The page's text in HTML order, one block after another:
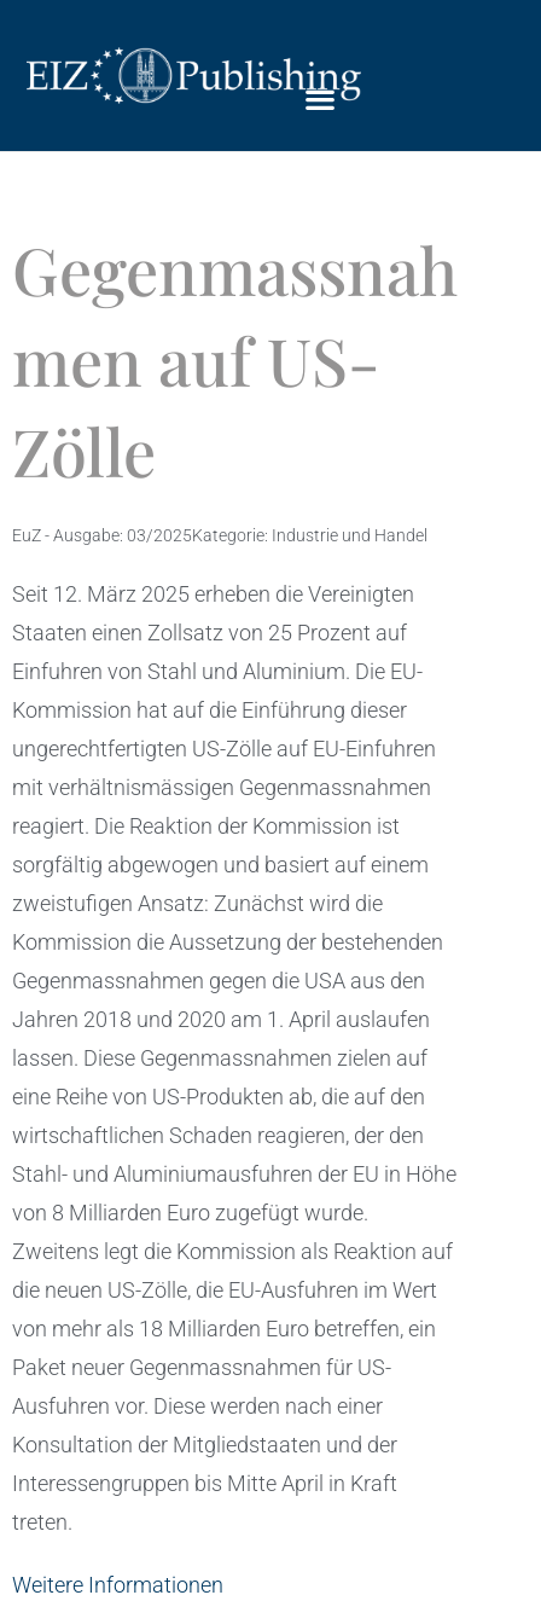
Gegenmassnah
men auf US-
Zölle
EuZ - Ausgabe: 03/2025Kategorie: Industrie und Handel
Seit 12. März 2025 erheben die Vereinigten
Staaten einen Zollsatz von 25 Prozent auf
Einfuhren von Stahl und Aluminium. Die EU-
Kommission hat auf die Einführung dieser
ungerechtfertigten US-Zölle auf EU-Einfuhren
mit verhältnismässigen Gegenmassnahmen
reagiert. Die Reaktion der Kommission ist
sorgfältig abgewogen und basiert auf einem
zweistufigen Ansatz: Zunächst wird die
Kommission die Aussetzung der bestehenden
Gegenmassnahmen gegen die USA aus den
Jahren 2018 und 2020 am 1. April auslaufen
lassen. Diese Gegenmassnahmen zielen auf
eine Reihe von US-Produkten ab, die auf den
wirtschaftlichen Schaden reagieren, der den
Stahl- und Aluminiumausfuhren der EU in Höhe
von 8 Milliarden Euro zugefügt wurde.
Zweitens legt die Kommission als Reaktion auf
die neuen US-Zölle, die EU-Ausfuhren im Wert
von mehr als 18 Milliarden Euro betreffen, ein
Paket neuer Gegenmassnahmen für US-
Ausfuhren vor. Diese werden nach einer
Konsultation der Mitgliedstaaten und der
Interessengruppen bis Mitte April in Kraft
treten.
Weitere Informationen